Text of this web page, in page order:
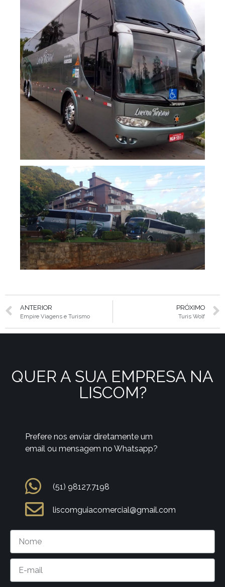
ANTERIOR
Empire Viagens e Turismo
PRÓXIMO
Turis Wolf
QUER A SUA EMPRESA NA
LISCOM?
Prefere nos enviar diretamente um
email ou mensagem no Whatsapp?
(51) 98127.7198
liscomguiacomercial@gmail.com